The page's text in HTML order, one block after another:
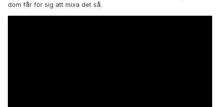
dom får för sig att mixa det så.